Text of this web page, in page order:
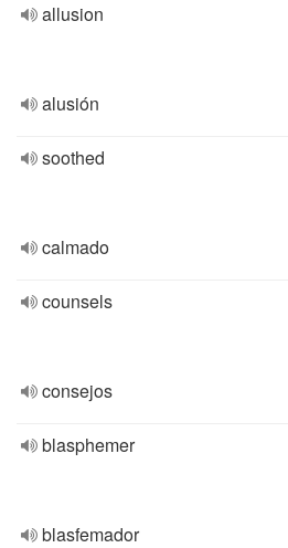
allusion
alusión
soothed
calmado
counsels
consejos
blasphemer
blasfemador